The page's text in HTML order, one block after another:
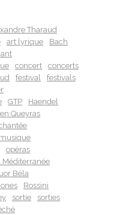
Tharaud
art lyrique
Bach
concert
concerts
festival
festivals
GTP
Haendel
Queyras
musique
opéras
Méditerranée
Béla
Rossini
sortie
sorties